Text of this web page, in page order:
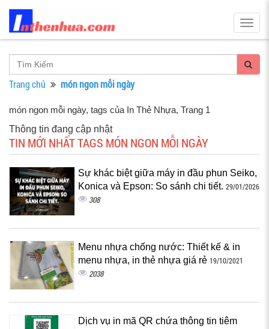
Trang chủ món ngon mỗi ngày
món ngon mỗi ngày, tags của In Thẻ Nhựa, Trang 1
Thông tin đang cập nhật
TIN MỚI NHẤT TAGS MÓN NGON MỖI NGÀY
Sự khác biệt giữa máy in đầu phun Seiko,
Konica và Epson: So sánh chi tiết. 29/01/2026
308
Menu nhựa chống nước: Thiết kế & in
menu nhựa, in thẻ nhựa giá rẻ 19/10/2021
2038
Dịch vụ in mã QR chứa thông tin tiêm